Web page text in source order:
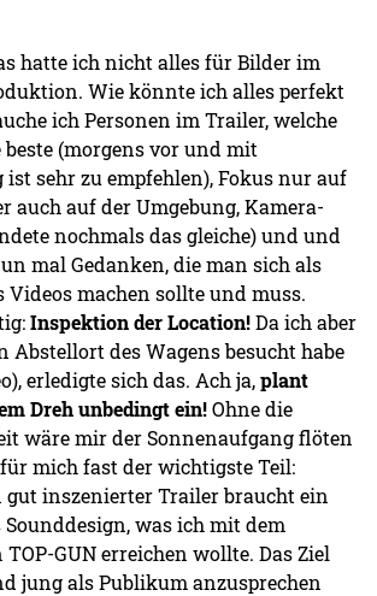
hatte ich nicht alles für Bilder im
Wie könnte ich alles perfekt
ich Personen im Trailer, welche
(morgens vor und mit
ist sehr zu empfehlen), Fokus nur auf
auch auf der Umgebung, Kamera-
nochmals das gleiche) und und
mal Gedanken, die man sich als
Videos machen sollte und muss.
Inspektion der Location!Da ich aber
Abstellort des Wagens besucht habe
erledigte sich das. Ach ja,plant
Dreh unbedingt ein!Ohne die
wäre mir der Sonnenaufgang flöten
mich fast der wichtigste Teil:
gut inszenierter Trailer braucht ein
Sounddesign, was ich mit dem
GUN erreichen wollte. Das Ziel
jung als Publikum anzusprechen